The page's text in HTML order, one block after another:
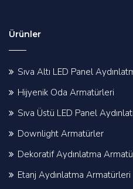
Ürünler
Sıva Altı LED Panel
Hijyenik Oda Armatürleri
Sıva Üstü LED Panel
Downlight Armatürler
Dekoratif Aydınlatma
Etanj Aydınlatma Armatürleri